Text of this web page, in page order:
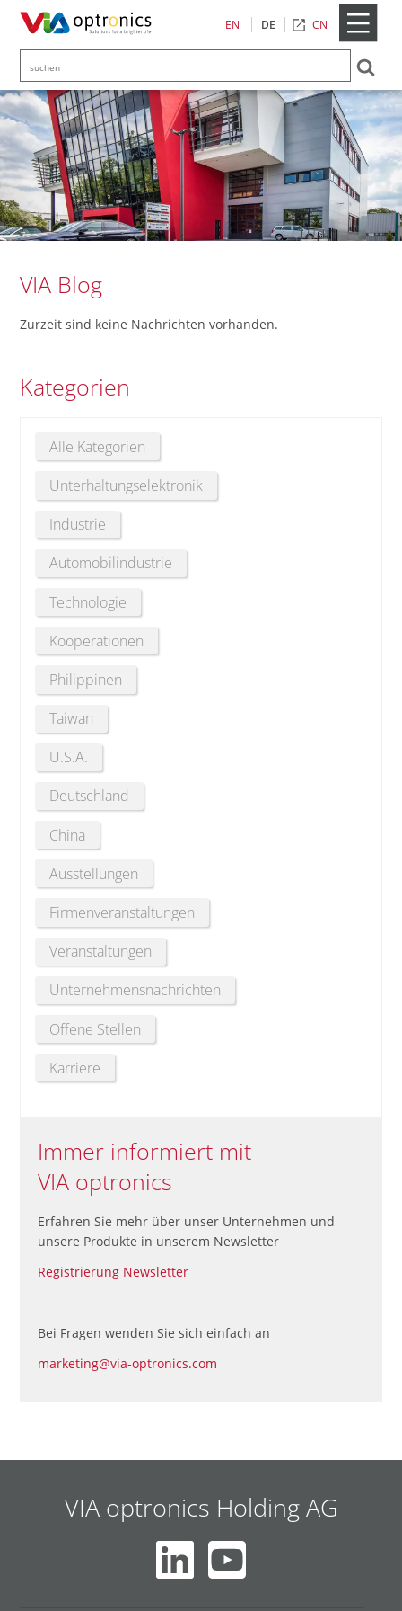
EN DE CN
VIA Blog
Zurzeit sind keine Nachrichten vorhanden.
Kategorien
Alle Kategorien
Unterhaltungselektronik
Industrie
Automobilindustrie
Technologie
Kooperationen
Philippinen
Taiwan
U.S.A.
Deutschland
China
Ausstellungen
Firmenveranstaltungen
Veranstaltungen
Unternehmensnachrichten
Offene Stellen
Karriere
Immer informiert mit
VIA optronics
Erfahren Sie mehr über unser Unternehmen und
unsere Produkte in unserem Newsletter
Registrierung Newsletter
Bei Fragen wenden Sie sich einfach an
marketing@via-optronics.com
VIA optronics Holding AG